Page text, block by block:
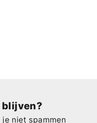
blijven?
niet spammen